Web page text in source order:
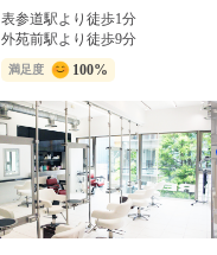
表参道駅より徒歩1分
外苑前駅より徒歩9分
満足度 100%